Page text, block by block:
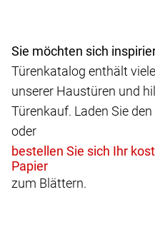
Sie möchten sich
Türenkatalog enthält
unserer Haustüren und
Türenkauf. Laden Sie
oder
zum Blättern.